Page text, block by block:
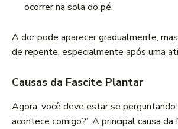
ocorrer na sola do pé.
A dor pode aparecer gradualmente,
de repente, especialmente após uma
Causas da Fascite Plantar
Agora, você deve estar se
acontece comigo?” A principal causa